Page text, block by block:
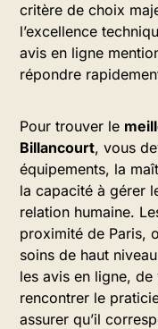
critère de choix
l’excellence
avis en ligne
répondre
Pour trouver le
Billancourt, vous
équipements, la
la capacité à gérer
relation humaine.
proximité de Paris,
soins de haut
les avis en ligne,
rencontrer le
assurer qu’il